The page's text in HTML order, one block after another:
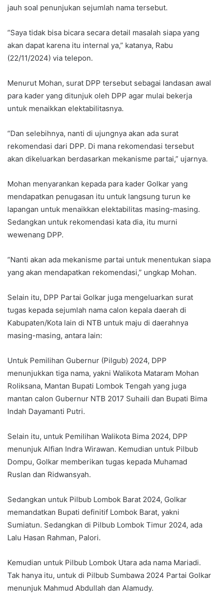
jauh soal penunjukan sejumlah nama tersebut.
“Saya tidak bisa bicara secara detail masalah siapa yang
akan dapat karena itu internal ya,” katanya, Rabu
(22/11/2024) via telepon.
Menurut Mohan, surat DPP tersebut sebagai landasan awal
para kader yang ditunjuk oleh DPP agar mulai bekerja
untuk menaikkan elektabilitasnya.
“Dan selebihnya, nanti di ujungnya akan ada surat
rekomendasi dari DPP. Di mana rekomendasi tersebut
akan dikeluarkan berdasarkan mekanisme partai,” ujarnya.
Mohan menyarankan kepada para kader Golkar yang
mendapatkan penugasan itu untuk langsung turun ke
lapangan untuk menaikkan elektabilitas masing-masing.
Sedangkan untuk rekomendasi kata dia, itu murni
wewenang DPP.
“Nanti akan ada mekanisme partai untuk menentukan siapa
yang akan mendapatkan rekomendasi,” ungkap Mohan.
Selain itu, DPP Partai Golkar juga mengeluarkan surat
tugas kepada sejumlah nama calon kepala daerah di
Kabupaten/Kota lain di NTB untuk maju di daerahnya
masing-masing, antara lain:
Untuk Pemilihan Gubernur (Pilgub) 2024, DPP
menunjukkan tiga nama, yakni Walikota Mataram Mohan
Roliksana, Mantan Bupati Lombok Tengah yang juga
mantan calon Gubernur NTB 2017 Suhaili dan Bupati Bima
Indah Dayamanti Putri.
Selain itu, untuk Pemilihan Walikota Bima 2024, DPP
menunjuk Alfian Indra Wirawan. Kemudian untuk Pilbub
Dompu, Golkar memberikan tugas kepada Muhamad
Ruslan dan Ridwansyah.
Sedangkan untuk Pilbub Lombok Barat 2024, Golkar
memandatkan Bupati definitif Lombok Barat, yakni
Sumiatun. Sedangkan di Pilbub Lombok Timur 2024, ada
Lalu Hasan Rahman, Palori.
Kemudian untuk Pilbub Lombok Utara ada nama Mariadi.
Tak hanya itu, untuk di Pilbub Sumbawa 2024 Partai Golkar
menunjuk Mahmud Abdullah dan Alamudy.